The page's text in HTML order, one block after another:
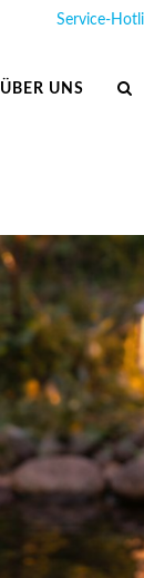
Service-
ÜBER UNS